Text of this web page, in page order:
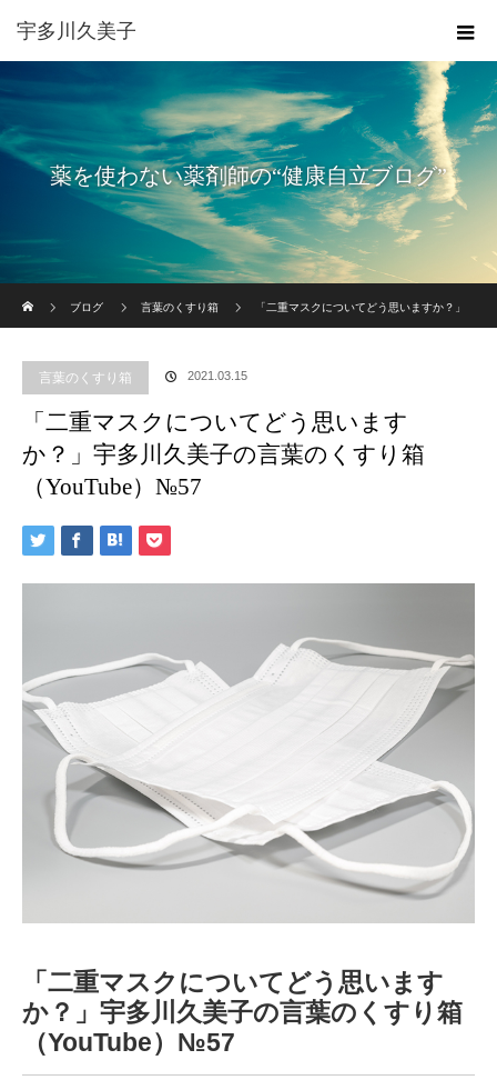
宇多川久美子
薬を使わない薬剤師の“健康自立ブログ”
ブログ
言葉のくすり箱 「二重マスクについてどう思いますか？」
言葉のくすり箱 2021.03.15
「二重マスクについてどう思います
か？」宇多川久美子の言葉のくすり箱
（YouTube）№57
「二重マスクについてどう思います
か？」宇多川久美子の言葉のくすり箱
（YouTube）№57